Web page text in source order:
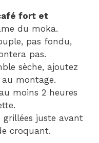
fort et
du moka.
pas fondu,
pas.
sèche, ajoutez
montage.
moins 2 heures
grillées juste avant
croquant.